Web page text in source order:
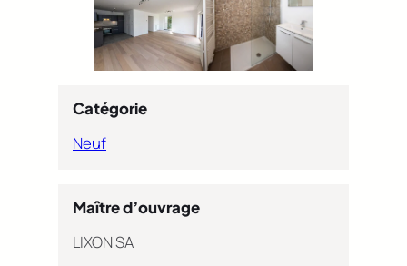
Catégorie
Neuf
Maître d’ouvrage
LIXON SA